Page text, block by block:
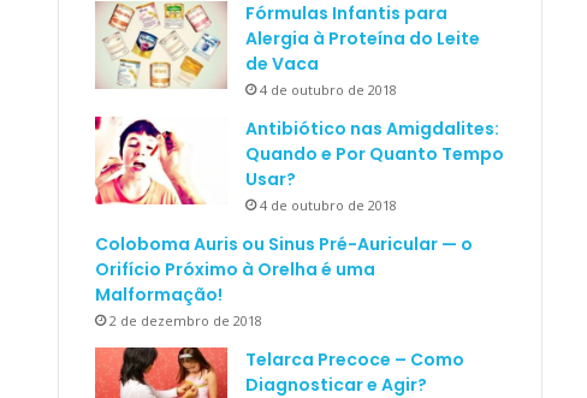
Fórmulas Infantis para
Alergia à Proteína do Leite
de Vaca
4 de outubro de 2018
Antibiótico nas Amigdalites:
Quando e Por Quanto Tempo
Usar?
4 de outubro de 2018
Coloboma Auris ou Sinus Pré-Auricular — o
Orifício Próximo à Orelha é uma
Malformação!
2 de dezembro de 2018
Telarca Precoce – Como
Diagnosticar e Agir?